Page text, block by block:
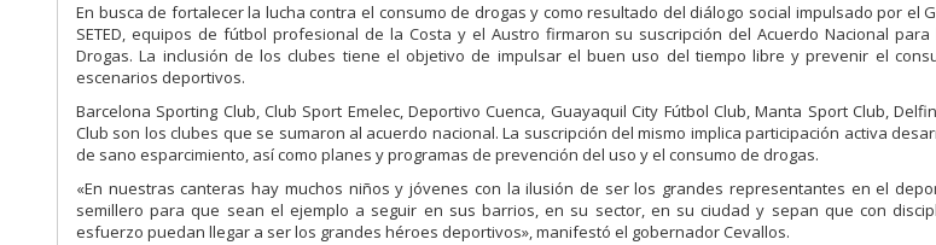
En busca de fortalecer la lucha contra el consumo de drogas y como resultado del diálogo social impulsado por el
SETED, equipos de fútbol profesional de la Costa y el Austro firmaron su suscripción del Acuerdo Nacional
Drogas. La inclusión de los clubes tiene el objetivo de impulsar el buen uso del tiempo libre y prevenir el
escenarios deportivos.
Barcelona Sporting Club, Club Sport Emelec, Deportivo Cuenca, Guayaquil City Fútbol Club, Manta Sport Club,
Club son los clubes que se sumaron al acuerdo nacional. La suscripción del mismo implica participación activa
de sano esparcimiento, así como planes y programas de prevención del uso y el consumo de drogas.
«En nuestras canteras hay muchos niños y jóvenes con la ilusión de ser los grandes representantes en el
semillero para que sean el ejemplo a seguir en sus barrios, en su sector, en su ciudad y sepan que con
esfuerzo puedan llegar a ser los grandes héroes deportivos», manifestó el gobernador Cevallos.